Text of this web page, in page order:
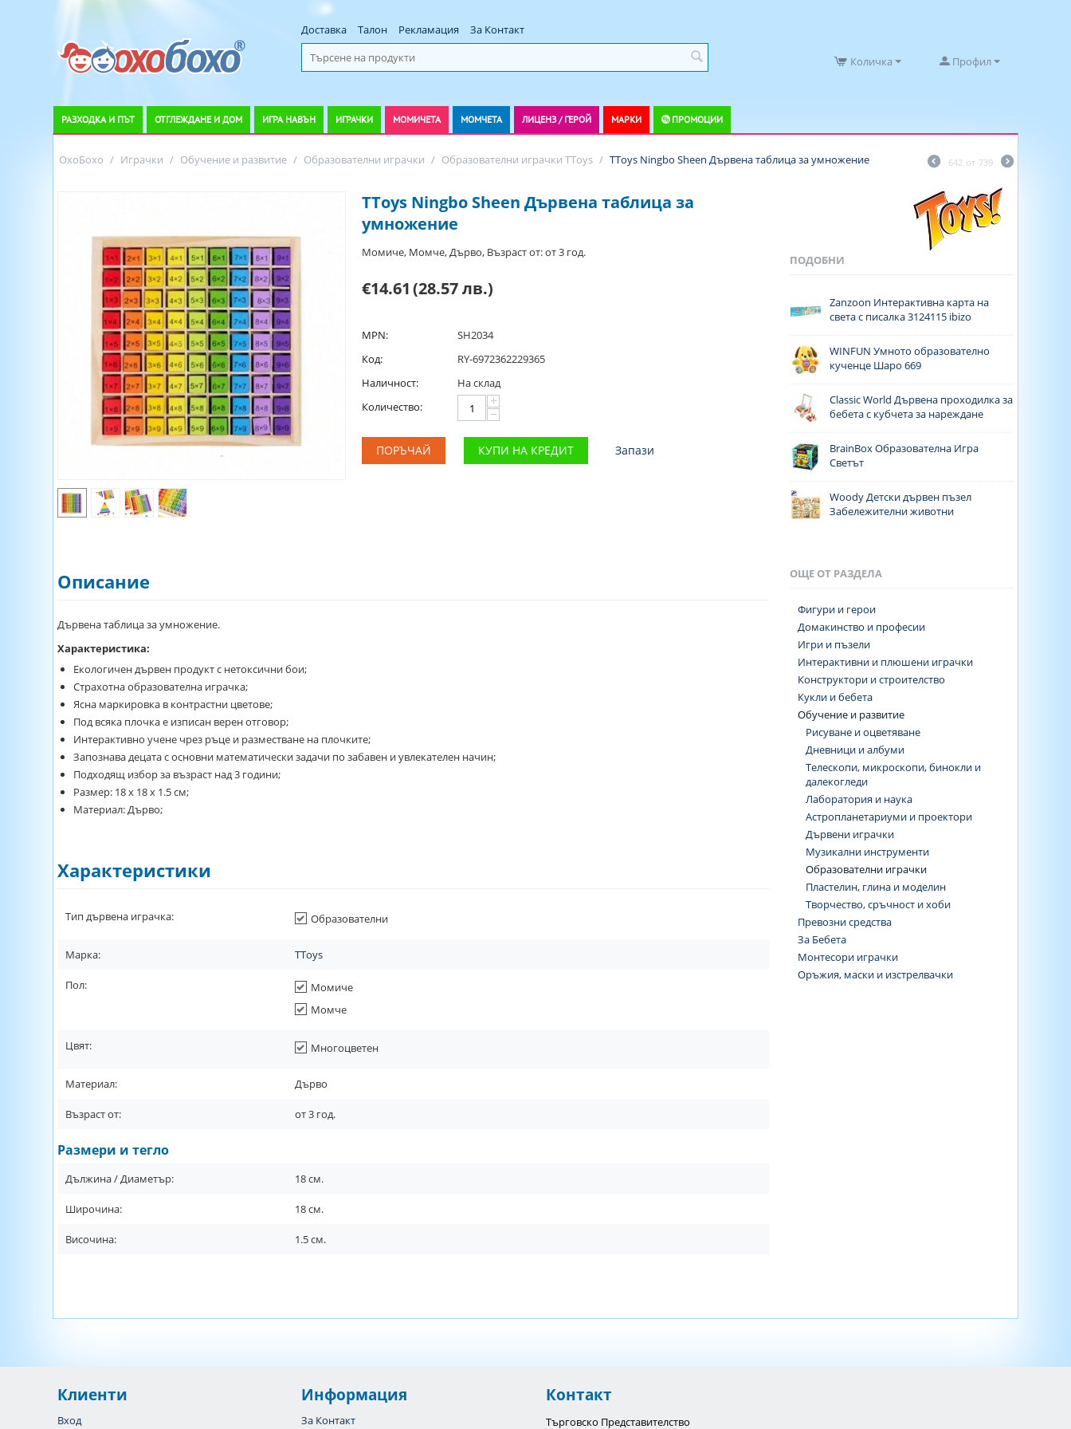
Доставка Талон Рекламация За Контакт
Профил
Количка
РАЗХОДКА И ПЪТ ОТГЛЕЖДАНЕ И ДОМ ИГРА НАВЪН ИГРАЧКИ МОМИЧЕТА МОМЧЕТА ЛИЦЕНЗ / ГЕРОЙ МАРКИ ПРОМОЦИИ
ОхоБохо / Играчки / Обучение и развитие / Образователни играчки / Образователни играчки TToys / TToys Ningbo Sheen Дървена таблица за умножение 642 от 739
TToys Ningbo Sheen Дървена таблица за
умножение
Момиче, Момче, Дърво, Възраст от: от 3 год.
€14.61(28.57 лв.)
MPN:
SH2034
Код:
RY-6972362229365
Наличност:
На склад
Количество:
+
−
ПОРЪЧАЙ КУПИ НА КРЕДИТ Запази
Описание
Дървена таблица за умножение.
Характеристика:
Екологичен дървен продукт с нетоксични бои;
Страхотна образователна играчка;
Ясна маркировка в контрастни цветове;
Под всяка плочка е изписан верен отговор;
Интерактивно учене чрез ръце и разместване на плочките;
Запознава децата с основни математически задачи по забавен и увлекателен начин;
Подходящ избор за възраст над 3 години;
Размер: 18 х 18 х 1.5 см;
Материал: Дърво;
Характеристики
Тип дървена играчка: Образователни
Марка: TToys
Пол:
Момиче
Момче
Цвят: Многоцветен
Материал: Дърво
Възраст от: от3 год.
Размери и тегло
Дължина / Диаметър: 18см.
Широчина: 18см.
Височина: 1.5см.
ПОДОБНИ
Zanzoon Интерактивна карта на
света с писалка 3124115 ibizo
WINFUN Умното образователно
кученце Шаро 669
Classic World Дървена проходилка за
бебета с кубчета за нареждане
BrainBox Образователна Игра
Светът
Woody Детски дървен пъзел
Забележителни животни
ОЩЕ ОТ РАЗДЕЛА
Фигури и герои
Домакинство и професии
Игри и пъзели
Интерактивни и плюшени играчки
Конструктори и строителство
Кукли и бебета
Обучение и развитие
Рисуване и оцветяване
Дневници и албуми
Телескопи, микроскопи, бинокли и
далекогледи
Лаборатория и наука
Астропланетариуми и проектори
Дървени играчки
Музикални инструменти
Образователни играчки
Пластелин, глина и моделин
Творчество, сръчност и хоби
Превозни средства
За Бебета
Монтесори играчки
Оръжия, маски и изстрелвачки
Клиенти
Вход
Информация
За Контакт
Контакт
Търговско Представителство